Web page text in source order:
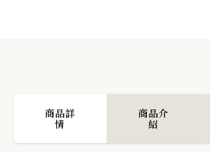
商品詳
情
商品介
紹